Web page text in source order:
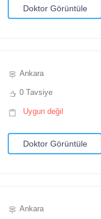
Doktor Görüntüle
Ankara
0 Tavsiye
Uygun değil
Doktor Görüntüle
Ankara